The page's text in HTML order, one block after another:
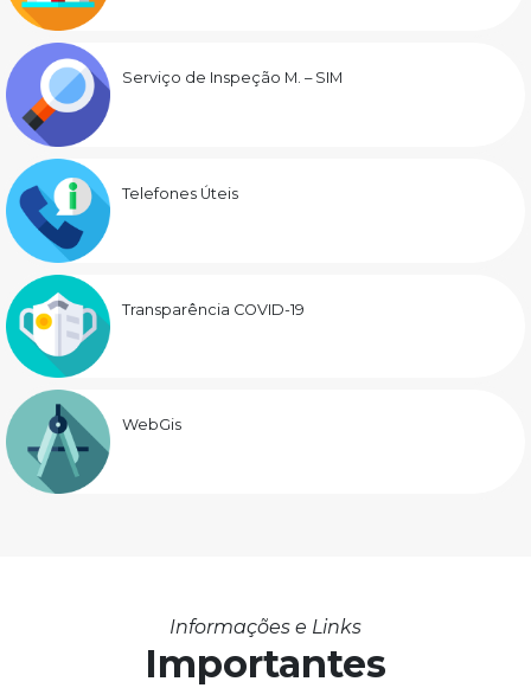
Serviço de Inspeção M. – SIM
Telefones Úteis
Transparência COVID-19
WebGis
Informações e Links
Importantes